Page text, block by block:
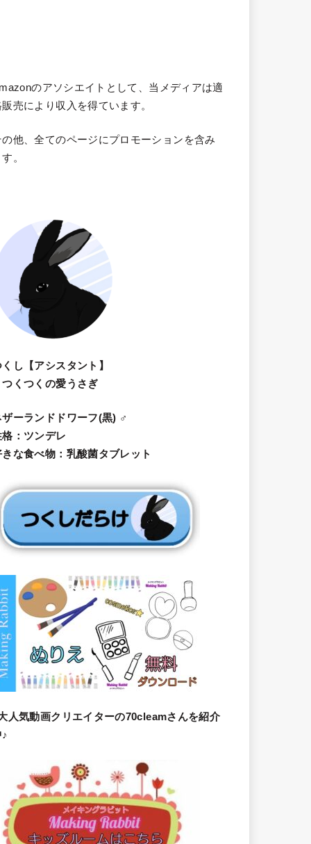
のアソシエイトとして、当メディアは適
販売により収入を得ています。
の他、全てのページにプロモーションを含み
。
くし【アシスタント】
つくつくの愛うさぎ
ザーランドドワーフ(黒) ♂
格：ツンデレ
きな食べ物：乳酸菌タブレット
人気動画クリエイターの70cleamさんを紹介